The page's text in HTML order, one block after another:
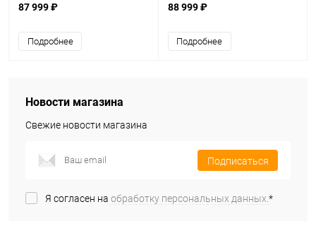
87 999 ₽
Подробнее
88 999 ₽
Подробнее
Новости магазина
Свежие новости магазина
Подписаться
Я согласен на обработку персональных данных.*